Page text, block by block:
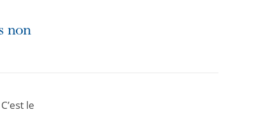
non
le